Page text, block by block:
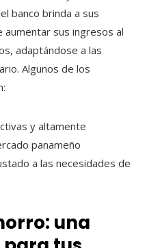
banco brinda a sus
sus ingresos al
adaptándose a las
Algunos de los
y altamente
panameño
a las necesidades de
una